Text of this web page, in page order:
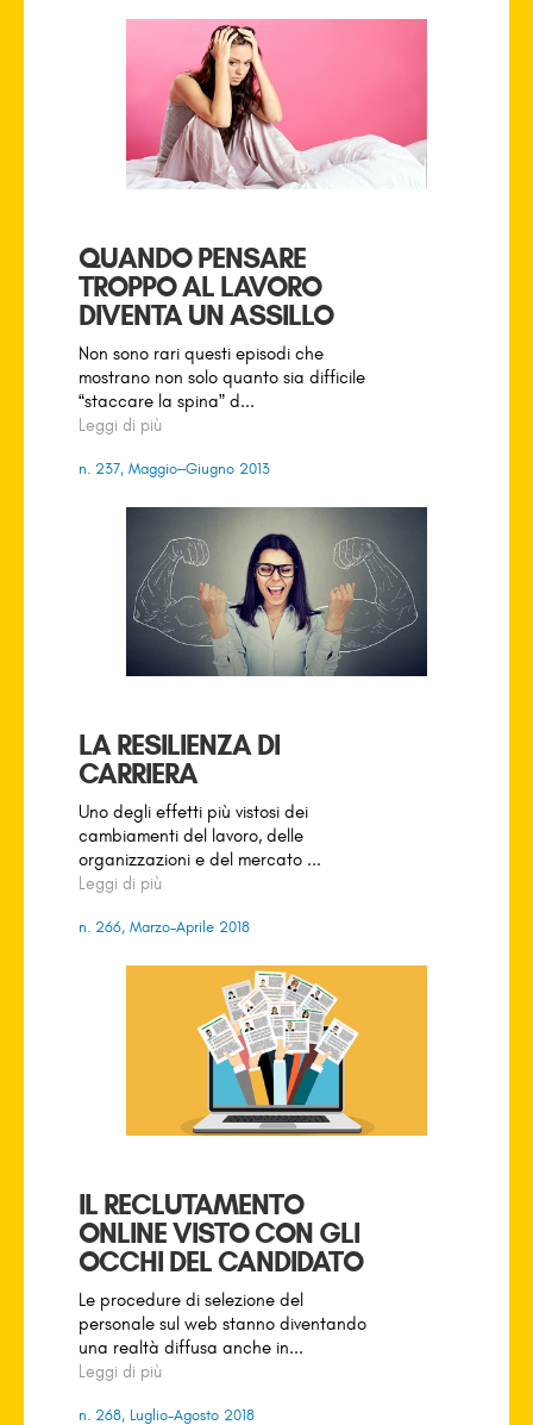
QUANDO PENSARE
TROPPO AL LAVORO
DIVENTA UN ASSILLO
Non sono rari questi episodi che
mostrano non solo quanto sia difficile
“staccare la spina” d...
Leggi di più
n. 237, Maggio–Giugno 2013
LA RESILIENZA DI
CARRIERA
Uno degli effetti più vistosi dei
cambiamenti del lavoro, delle
organizzazioni e del mercato ...
Leggi di più
n. 266, Marzo-Aprile 2018
IL RECLUTAMENTO
ONLINE VISTO CON GLI
OCCHI DEL CANDIDATO
Le procedure di selezione del
personale sul web stanno diventando
una realtà diffusa anche in...
Leggi di più
n. 268, Luglio-Agosto 2018